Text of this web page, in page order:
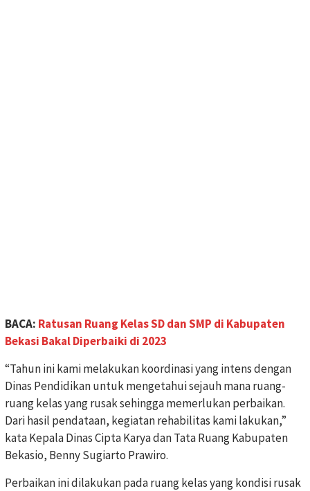
BACA: Ratusan Ruang Kelas SD dan SMP di Kabupaten
Bekasi Bakal Diperbaiki di 2023
“Tahun ini kami melakukan koordinasi yang intens dengan
Dinas Pendidikan untuk mengetahui sejauh mana ruang-
ruang kelas yang rusak sehingga memerlukan perbaikan.
Dari hasil pendataan, kegiatan rehabilitas kami lakukan,”
kata Kepala Dinas Cipta Karya dan Tata Ruang Kabupaten
Bekasio, Benny Sugiarto Prawiro.
Perbaikan ini dilakukan pada ruang kelas yang kondisi rusak